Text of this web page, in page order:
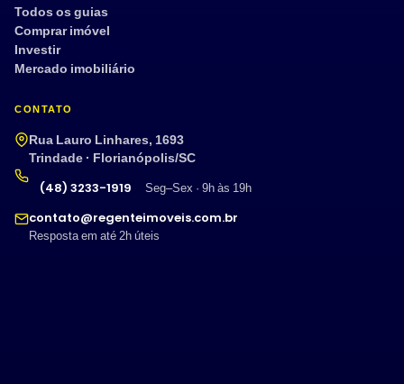
Todos os guias
Comprar imóvel
Investir
Mercado imobiliário
CONTATO
Rua Lauro Linhares, 1693
Trindade · Florianópolis/SC
(48) 3233-1919
Seg–Sex · 9h às 19h
contato@regenteimoveis.com.br
Resposta em até 2h úteis